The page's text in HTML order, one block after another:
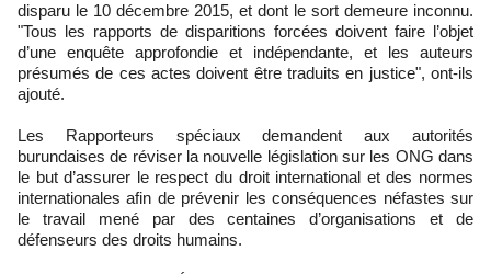
disparu le 10 décembre 2015, et dont le sort demeure inconnu.
"Tous les rapports de disparitions forcées doivent faire l’objet
d’une enquête approfondie et indépendante, et les auteurs
présumés de ces actes doivent être traduits en justice", ont-ils
ajouté.
Les Rapporteurs spéciaux demandent aux autorités
burundaises de réviser la nouvelle législation sur les ONG dans
le but d’assurer le respect du droit international et des normes
internationales afin de prévenir les conséquences néfastes sur
le travail mené par des centaines d’organisations et de
défenseurs des droits humains.